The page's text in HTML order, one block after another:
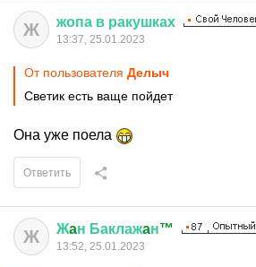
Ж жопа в ракушках
13:37, 25.01.2023
От пользователя Делыч
Светик есть ваще пойдет
Она уже поела
Ответить
Ж Жaн Баклажaн™
13:52, 25.01.2023